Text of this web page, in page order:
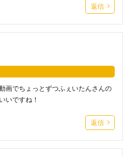
返信
画でちょっとずつふぇいたんさんの
いですね！
返信